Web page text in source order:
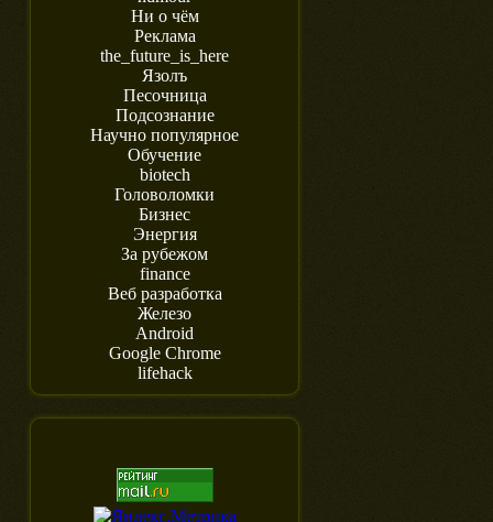
Ни о чём
Реклама
the_future_is_here
Язолъ
Песочница
Подсознание
Научно популярное
Обучение
biotech
Головоломки
Бизнес
Энергия
За рубежом
finance
Веб разработка
Железо
Android
Google Chrome
lifehack